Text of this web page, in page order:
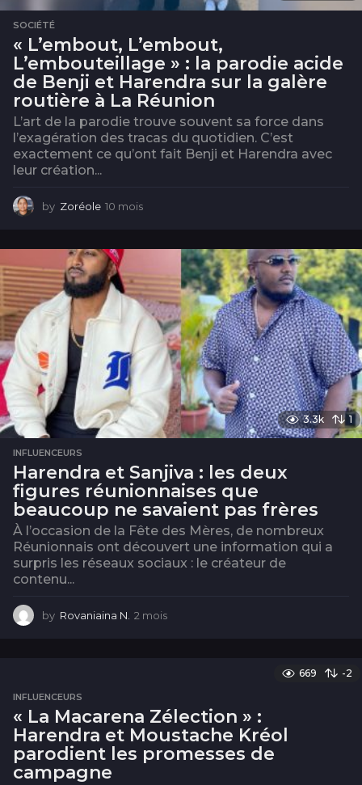
SOCIÉTÉ
« L’embout, L’embout,
L’embouteillage » : la parodie acide
de Benji et Harendra sur la galère
routière à La Réunion
L’art de la parodie trouve souvent sa force dans
l’exagération des tracas du quotidien. C’est
exactement ce qu’ont fait Benji et Harendra avec
leur création...
by Zoréole 10 mois
o
s
3.3k 1
INFLUENCEURS
Harendra et Sanjiva : les deux
figures réunionnaises que
beaucoup ne savaient pas frères
À l’occasion de la Fête des Mères, de nombreux
Réunionnais ont découvert une information qui a
surpris les réseaux sociaux : le créateur de
contenu...
by Rovaniaina N. 2 mois
669 -2
INFLUENCEURS
« La Macarena Zélection » :
Harendra et Moustache Kréol
parodient les promesses de
campagne